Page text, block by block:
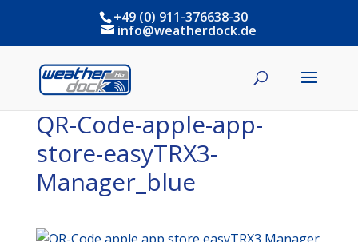
+49 (0) 911-376638-30
info@weatherdock.de
QR-Code-apple-app-
store-easyTRX3-
Manager_blue